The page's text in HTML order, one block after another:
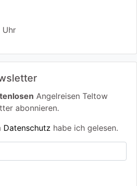
Uhr
Angelreisen Teltow
abonnieren.
Datenschutz habe ich gelesen.